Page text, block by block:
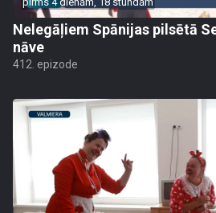
Nelegāļiem Spānijas pilsētā
nāve
412. epizode